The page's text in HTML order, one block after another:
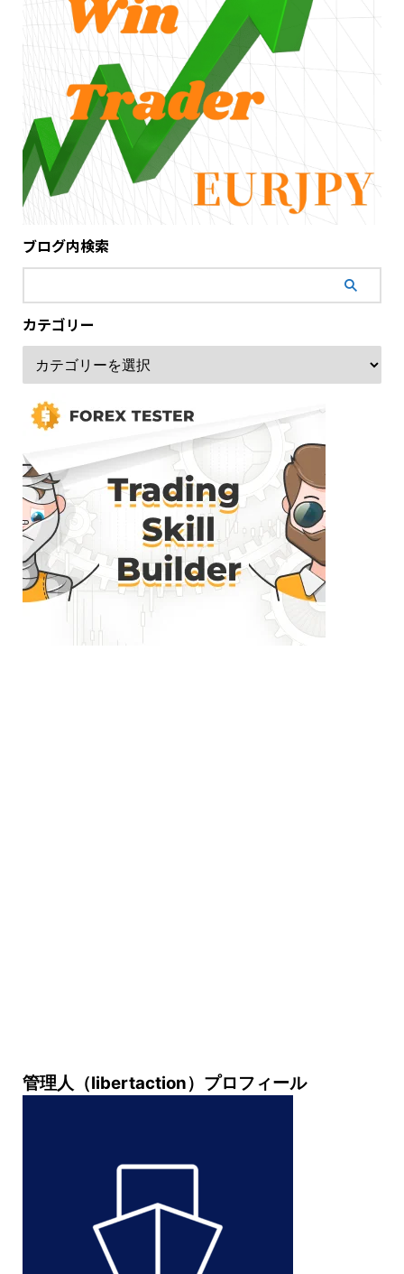
ブログ内検索
カテゴリー
管理人（libertaction）プロフィール